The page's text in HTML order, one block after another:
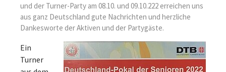
und der Turner-Party am 08.10. und 09.10.222 erreichen uns
aus ganz Deutschland gute Nachrichten und herzliche
Dankesworte der Aktiven und der Partygäste.
Ein
Turner